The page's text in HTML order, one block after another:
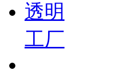
透明
工厂